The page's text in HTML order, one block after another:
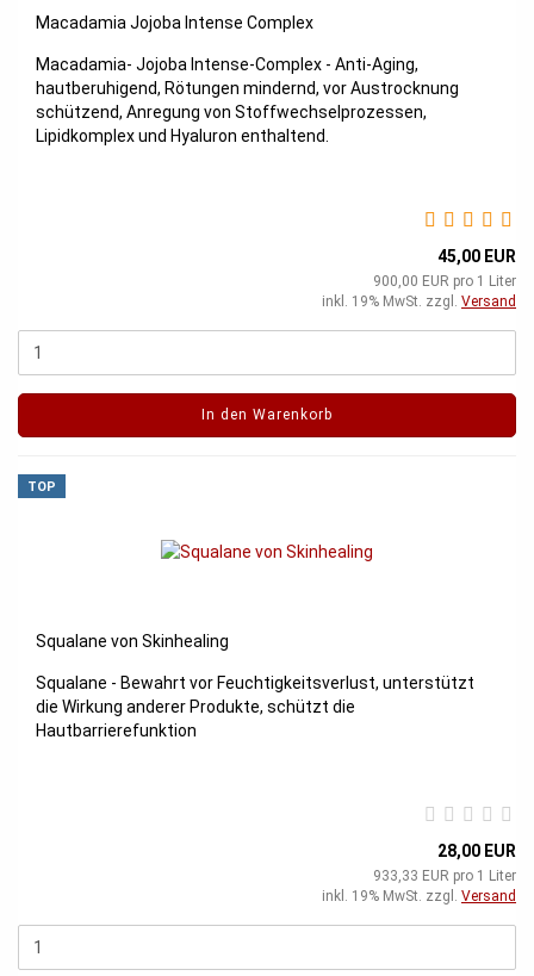
Macadamia Jojoba Intense Complex
Macadamia- Jojoba Intense-Complex - Anti-Aging,
hautberuhigend, Rötungen mindernd, vor Austrocknung
schützend, Anregung von Stoffwechselprozessen,
Lipidkomplex und Hyaluron enthaltend.
45,00 EUR
900,00 EUR pro 1 Liter
inkl. 19% MwSt. zzgl. Versand
In den Warenkorb
TOP
Squalane von Skinhealing
Squalane - Bewahrt vor Feuchtigkeitsverlust, unterstützt
die Wirkung anderer Produkte, schützt die
Hautbarrierefunktion
28,00 EUR
933,33 EUR pro 1 Liter
inkl. 19% MwSt. zzgl. Versand